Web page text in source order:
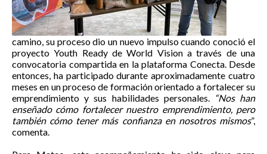
camino, su proceso dio un nuevo impulso cuando conoció el
proyecto Youth Ready de World Vision a través de una
convocatoria compartida en la plataforma Conecta. Desde
entonces, ha participado durante aproximadamente cuatro
meses en un proceso de formación orientado a fortalecer su
emprendimiento y sus habilidades personales. “Nos han
enseñado cómo fortalecer nuestro emprendimiento, pero
también cómo tener más confianza en nosotros mismos”,
comenta.